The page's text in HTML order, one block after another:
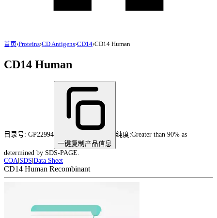
首页›Proteins›CD Antigens›CD14›CD14 Human
CD14 Human
目录号: GP22994
一键复制产品信息
纯度:Greater than 90% as
determined by SDS-PAGE.
COA SDS Data Sheet
CD14 Human Recombinant